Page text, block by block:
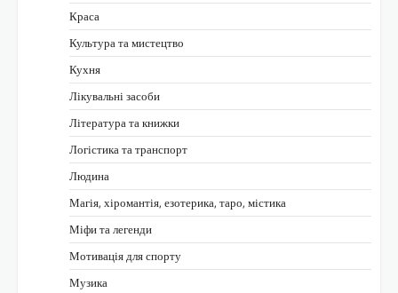
Краса
Культура та мистецтво
Кухня
Лікувальні засоби
Література та книжки
Логістика та транспорт
Людина
Магія, хіромантія, езотерика, таро, містика
Міфи та легенди
Мотивація для спорту
Музика